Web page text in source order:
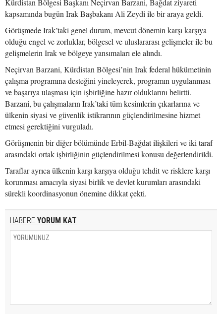
Kürdistan Bölgesi Başkanı Neçirvan Barzani, Bağdat ziyareti
kapsamında bugün Irak Başbakanı Ali Zeydi ile bir araya geldi.
Görüşmede Irak’taki genel durum, mevcut dönemin karşı karşıya
olduğu engel ve zorluklar, bölgesel ve uluslararası gelişmeler ile bu
gelişmelerin Irak ve bölgeye yansımaları ele alındı.
Neçirvan Barzani, Kürdistan Bölgesi’nin Irak federal hükümetinin
çalışma programına desteğini yineleyerek, programın uygulanması
ve başarıya ulaşması için işbirliğine hazır olduklarını belirtti.
Barzani, bu çalışmaların Irak’taki tüm kesimlerin çıkarlarına ve
ülkenin siyasi ve güvenlik istikrarının güçlendirilmesine hizmet
etmesi gerektiğini vurguladı.
Görüşmenin bir diğer bölümünde Erbil-Bağdat ilişkileri ve iki taraf
arasındaki ortak işbirliğinin güçlendirilmesi konusu değerlendirildi.
Taraflar ayrıca ülkenin karşı karşıya olduğu tehdit ve risklere karşı
korunması amacıyla siyasi birlik ve devlet kurumları arasındaki
sürekli koordinasyonun önemine dikkat çekti.
HABERE YORUM KAT